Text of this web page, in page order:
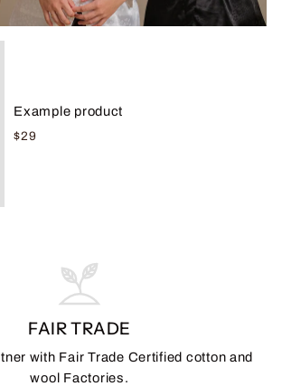
Example product
$29
FAIR TRADE
with Fair Trade Certified cotton and
wool Factories.